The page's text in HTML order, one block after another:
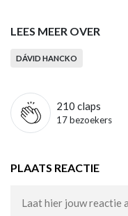
LEES MEER OVER
DÁVID HANCKO
210 claps
17 bezoekers
PLAATS REACTIE